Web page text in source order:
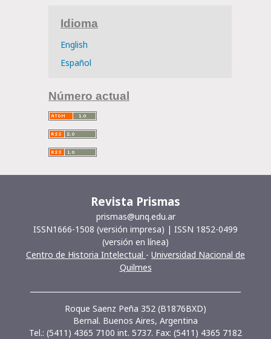
Idioma
English
Español
Número actual
Revista Prismas
prismas@unq.edu.ar
ISSN1666-1508 (versión impresa) | ISSN 1852-0499
(versión en línea)
Centro de Historia Intelectual - Universidad Nacional de
Quilmes
Roque Saenz Peña 352 (B1876BXD)
Bernal. Buenos Aires, Argentina
Tel.: (5411) 4365 7100 int. 5737. Fax: (5411) 4365 7182